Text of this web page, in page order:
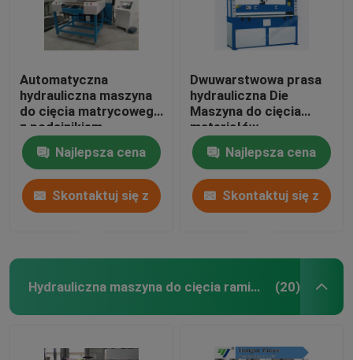
Automatyczna
hydrauliczna maszyna
do cięcia matrycowego
z podajnikiem
jednostronnym do
pianki EVA / pianki
Najlepsza cena
Skontaktuj się z
Dwuwarstwowa prasa
hydrauliczna Die
Maszyna do cięcia
materiałów
szerokostopowych /
wielowarstwowych
Najlepsza cena
Skontaktuj się z
Hydrauliczna maszyna do cięcia ramion wahadłowych (20)